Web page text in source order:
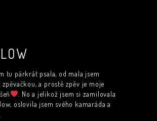
tu párkrát psala, od mala jsem
a prostě zpěv je moje
. No a jelikož jsem si zamilovala
oslovila jsem svého kamaráda a